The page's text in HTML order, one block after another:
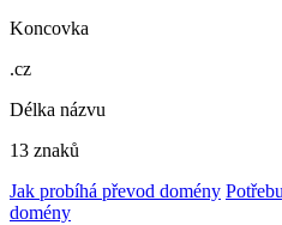
Koncovka
.cz
Délka názvu
13 znaků
Jak probíhá převod domény
domény